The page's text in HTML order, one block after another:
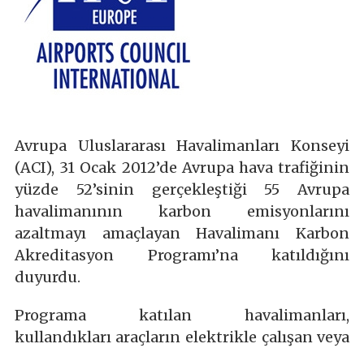
Avrupa Uluslararası Havalimanları Konseyi
(ACI), 31 Ocak 2012’de Avrupa hava trafiğinin
yüzde 52’sinin gerçekleştiği 55 Avrupa
havalimanının karbon emisyonlarını
azaltmayı amaçlayan Havalimanı Karbon
Akreditasyon Programı’na katıldığını
duyurdu.
Programa katılan havalimanları,
kullandıkları araçların elektrikle çalışan veya